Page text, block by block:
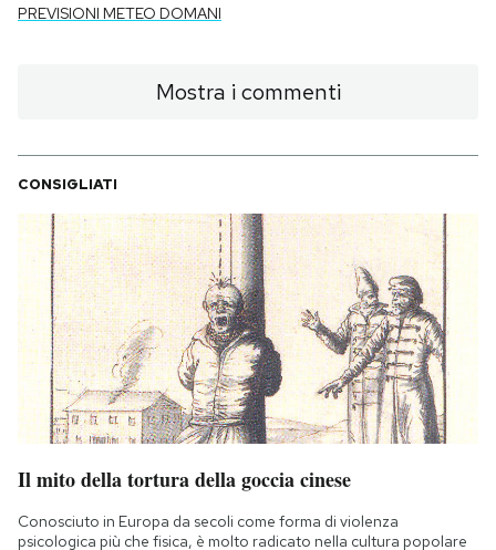
PREVISIONI METEO DOMANI
Mostra i commenti
CONSIGLIATI
Il mito della tortura della goccia cinese
Conosciuto in Europa da secoli come forma di violenza
psicologica più che fisica, è molto radicato nella cultura popolare